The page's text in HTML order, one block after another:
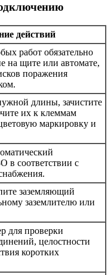
действий
работ обязательно
на щите или автомате,
поражения
длины, зачистите
их к клеммам
маркировку и
в соответствии с
заземляющий
заземлителю или
для проверки
целостности
коротких